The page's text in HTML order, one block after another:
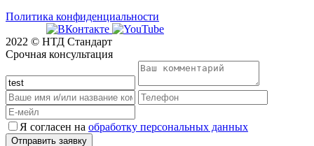
Политика конфиденциальности
2022 © НТД Стандарт
Срочная консультация
Я согласен на обработку персональных данных